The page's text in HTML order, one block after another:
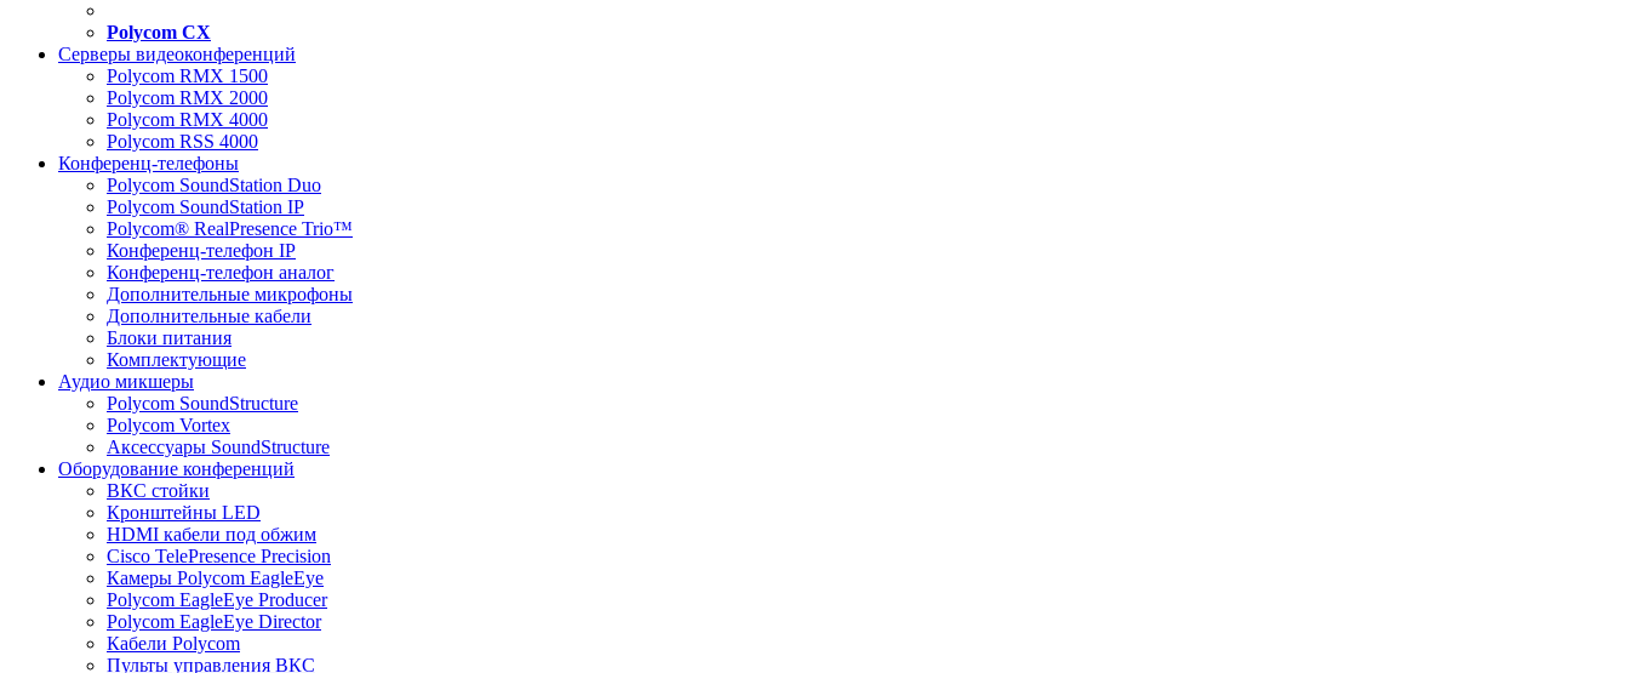
Polycom CX
Серверы видеоконференций
Polycom RMX 1500
Polycom RMX 2000
Polycom RMX 4000
Polycom RSS 4000
Конференц-телефоны
Polycom SoundStation Duo
Polycom SoundStation IP
Polycom® RealPresence Trio™
Конференц-телефон IP
Конференц-телефон аналог
Дополнительные микрофоны
Дополнительные кабели
Блоки питания
Комплектующие
Аудио микшеры
Polycom SoundStructure
Polycom Vortex
Аксессуары SoundStructure
Оборудование конференций
ВКС стойки
Кронштейны LED
HDMI кабели под обжим
Cisco TelePresence Precision
Камеры Polycom EagleEye
Polycom EagleEye Producer
Polycom EagleEye Director
Кабели Polycom
Пульты управления ВКС